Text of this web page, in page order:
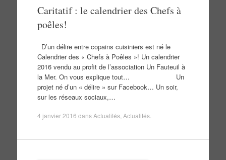
Caritatif : le calendrier des Chefs à
poêles!
D’un délire entre copains cuisiniers est né le
Calendrier des « Chefs à Poêles »! Un calendrier
2016 vendu au profit de l’association Un Fauteuil à
la Mer. On vous explique tout… Un
projet né d’un « délire » sur Facebook… Un soir,
sur les réseaux sociaux,…
4 janvier 2016 dansActualités, Actualités.